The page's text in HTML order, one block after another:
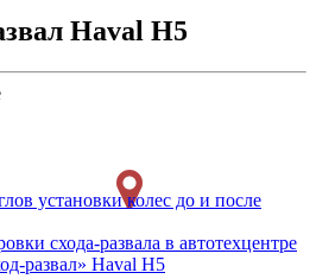
Haval H5
развал» Haval H5